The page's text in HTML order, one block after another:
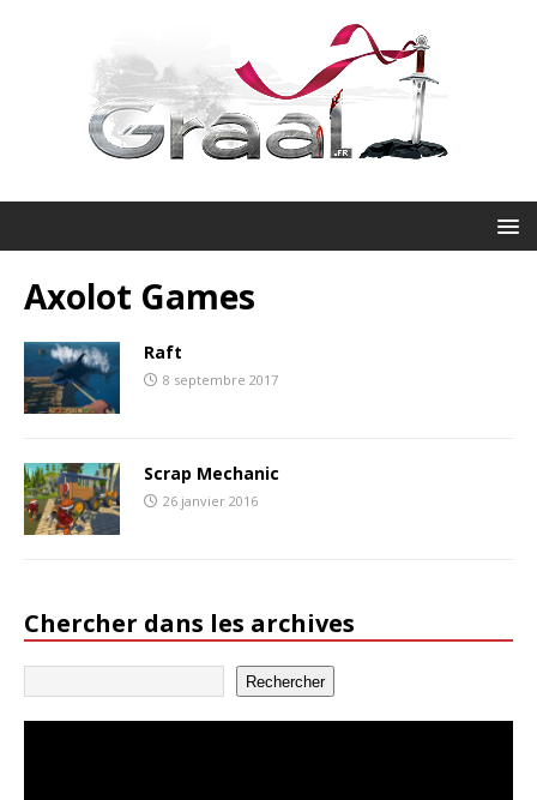
Axolot Games
Raft
8 septembre 2017
Scrap Mechanic
26 janvier 2016
Chercher dans les archives
Rechercher